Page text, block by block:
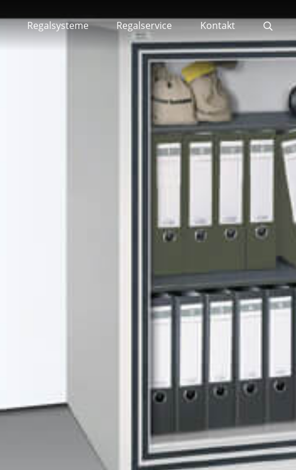
Regalsysteme Regalservice Kontakt